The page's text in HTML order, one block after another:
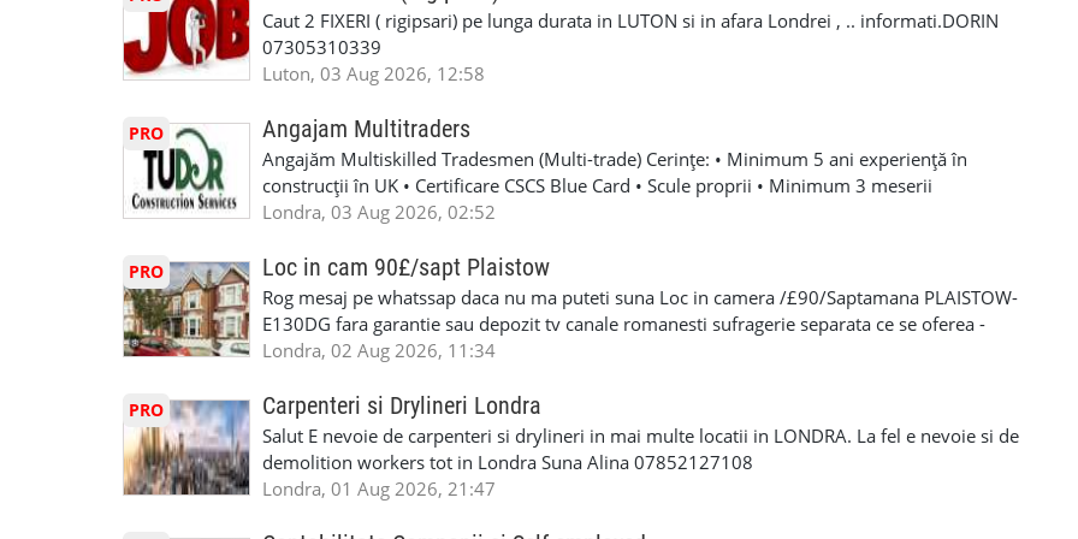
Caut 2 FIXERI ( rigipsari) pe lunga durata in LUTON si in afara Londrei , .. informati.DORIN
07305310339
Luton, 03 Aug 2026, 12:58
PRO Angajam Multitraders
Angajăm Multiskilled Tradesmen (Multi-trade) Cerințe: • Minimum 5 ani experiență în
construcții în UK • Certificare CSCS Blue Card • Scule proprii • Minimum 3 meserii
specializate (căutăm multitraderi) – experiență solidă în mai multe domenii din construcții •
interioare • Permis de conducere categoria B valabil • Mijloc de transport propriu
(reprezintă un avantaj important) Se oferă: • Salariu atractiv, în funcție de experiență și
performanță • £200 – £250 pe zi • Diurnă / plată transport • Suport tehnic continuu și
posibilități reale de avansare • Traininguri și cursuri de calificare • Mediu de lucru stabil cu
oră pauză de masă) • Posibilitate de lucru suplimentar în weekend (opțional)
Londra, 03 Aug 2026, 02:52
PRO Loc in cam 90£/sapt Plaistow
Rog mesaj pe whatssap daca nu ma puteti suna Loc in camera /£90/Saptamana PLAISTOW-
E130DG fara garantie sau depozit tv canale romanesti sufragerie separata ce se oferea -
fiecare pat beneficiaza de dulap separat -fiecare camera beneficiaza de frigider separat -wi-fi
saptaminal fara garantie sau avans/plata saptaminala , (nu se face cazare/plateste mai putin
de 1/sapt) -tel- 07440366084
Londra, 02 Aug 2026, 11:34
PRO Carpenteri si Drylineri Londra
Salut E nevoie de carpenteri si drylineri in mai multe locatii in LONDRA. La fel e nevoie si de
demolition workers tot in Londra Suna Alina 07852127108
Londra, 01 Aug 2026, 21:47